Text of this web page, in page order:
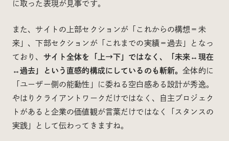
に取った表現が見事です。
また、サイトの上部セクションが「これからの構想＝未
来」、下部セクションが「これまでの実績＝過去」となっ
ており、 サイト全体を「上→下」ではなく、「未来↔︎現在
↔︎過去」という直感的構成にしているのも斬新。全体的に
「ユーザー側の能動性」に委ねる空白感ある設計が秀逸。
やはりクライアントワークだけではなく、自主プロジェク
トがあると企業の価値観が言葉だけではなく「スタンスの
実践」として伝わってきますね。